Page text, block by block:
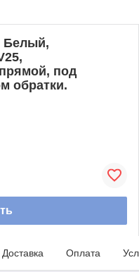
Белый,
под
обратки.
Доставка Оплата